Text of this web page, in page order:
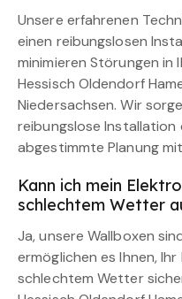
Unsere erfahrenen
einen reibungslosen
minimieren Störungen in
Hessisch Oldendorf
Niedersachsen. Wir
reibungslose Installation
abgestimmte Planung
Kann ich mein
schlechtem Wetter
Ja, unsere Wallboxen
ermöglichen es Ihnen,
schlechtem Wetter